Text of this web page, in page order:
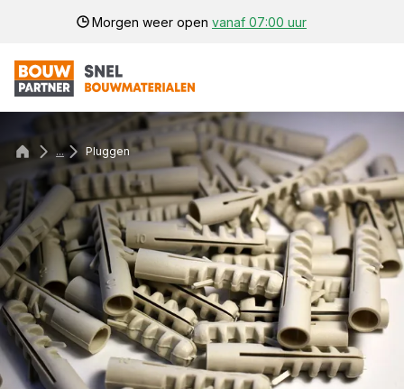
Morgen weer open vanaf 07:00 uur
... Pluggen